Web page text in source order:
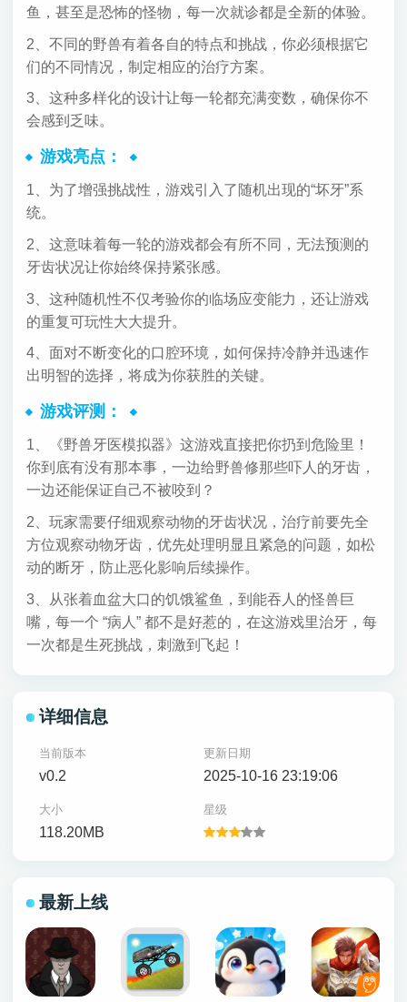
鱼，甚至是恐怖的怪物，每一次就诊都是全新的体验。
2、不同的野兽有着各自的特点和挑战，你必须根据它
们的不同情况，制定相应的治疗方案。
3、这种多样化的设计让每一轮都充满变数，确保你不
会感到乏味。
游戏亮点：
1、为了增强挑战性，游戏引入了随机出现的“坏牙”系
统。
2、这意味着每一轮的游戏都会有所不同，无法预测的
牙齿状况让你始终保持紧张感。
3、这种随机性不仅考验你的临场应变能力，还让游戏
的重复可玩性大大提升。
4、面对不断变化的口腔环境，如何保持冷静并迅速作
出明智的选择，将成为你获胜的关键。
游戏评测：
1、《野兽牙医模拟器》这游戏直接把你扔到危险里！
你到底有没有那本事，一边给野兽修那些吓人的牙齿，
一边还能保证自己不被咬到？
2、玩家需要仔细观察动物的牙齿状况，治疗前要先全
方位观察动物牙齿，优先处理明显且紧急的问题，如松
动的断牙，防止恶化影响后续操作。
3、从张着血盆大口的饥饿鲨鱼，到能吞人的怪兽巨
嘴，每一个 “病人” 都不是好惹的，在这游戏里治牙，每
一次都是生死挑战，刺激到飞起！
详细信息
当前版本
v0.2
更新日期
2025-10-16 23:19:06
大小
118.20MB
星级
最新上线